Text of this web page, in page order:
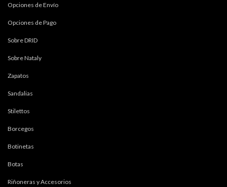
Opciones de Envío
Opciones de Pago
Sobre DRID
Sobre Nataly
Zapatos
Sandalias
Stilettos
Borcegos
Botinetas
Botas
Riñoneras y Accesorios